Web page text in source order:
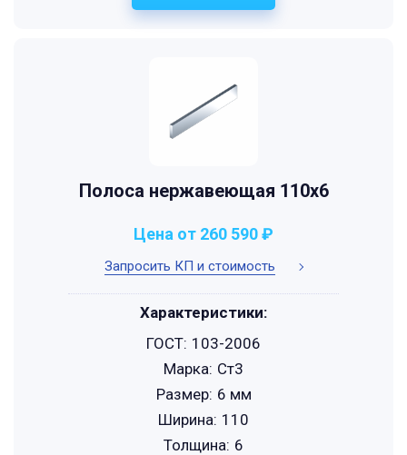
Полоса нержавеющая 110х6
Запросить КП и стоимость
Цена от 260 590 ₽
Характеристики:
ГОСТ: 103-2006
Марка: Ст3
Размер: 6 мм
Ширина: 110
Толщина: 6